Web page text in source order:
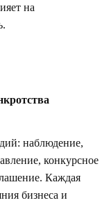
на
наблюдение,
конкурсное
Каждая
бизнеса и